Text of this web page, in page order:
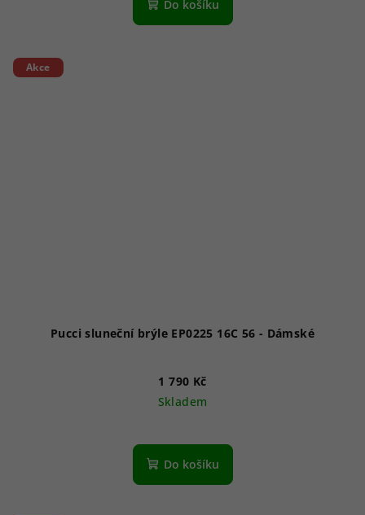
Do košíku
Akce
Pucci sluneční brýle EP0225 16C 56 - Dámské
1 790 Kč
Skladem
Do košíku